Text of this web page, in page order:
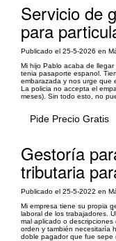
Servicio de
para
Publicado el 25-5-2026 en
Mi hijo Pablo acaba de
tenia pasaporte espanol.
embarazada y nos urge que
La policia no accepta el
meses). Sin todo esto, no
Pide Precio Gratis
Gestoría
tributaria
Publicado el 25-5-2022 en
Mi empresa tiene su propia
laboral de los trabajadores.
mal aplicado o
orden y también necesitaría
doble pagador que fue sepe